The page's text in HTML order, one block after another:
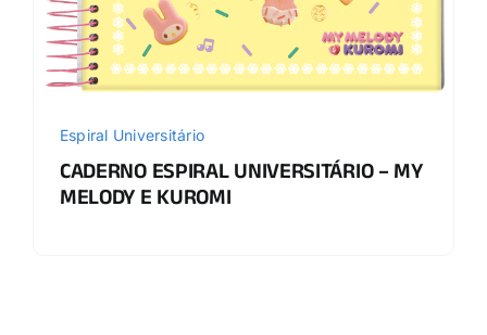
Espiral Universitário
CADERNO ESPIRAL UNIVERSITÁRIO – MY
MELODY E KUROMI